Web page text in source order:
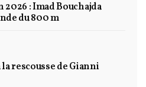
: Imad Bouchajda
du 800 m
rescousse de Gianni